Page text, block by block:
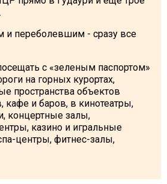
и переболевшим - сразу все
с «зеленым паспортом»
на горных курортах,
пространства объектов
кафе и баров, в кинотеатры,
концертные залы,
казино и игральные
центры, фитнес-залы,